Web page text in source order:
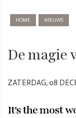
HOME NIEUWS
De magie
ZATERDAG, 08
It's the most